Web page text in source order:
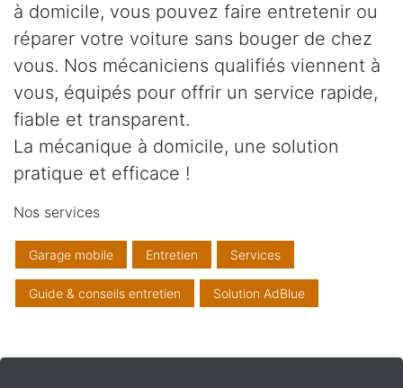
à domicile, vous pouvez faire entretenir ou
réparer votre voiture sans bouger de chez
vous. Nos mécaniciens qualifiés viennent à
vous, équipés pour offrir un service rapide,
fiable et transparent.
La mécanique à domicile, une solution
pratique et efficace !
Nos services
Garage mobile Entretien Services
Guide & conseils entretien Solution AdBlue